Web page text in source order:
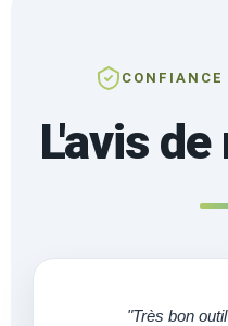
L'avis de
"Très bon outil